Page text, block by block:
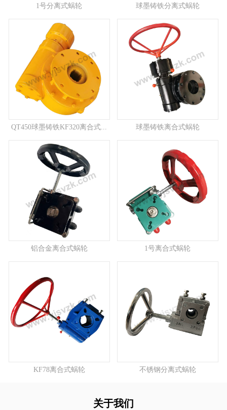
1号分离式蜗轮 球墨铸铁分离式蜗轮
QT450球墨铸铁KF320离合式... 球墨铸铁离合式蜗轮
铝合金离合式蜗轮 1号离合式蜗轮
KF78离合式蜗轮 不锈钢分离式蜗轮
关于我们